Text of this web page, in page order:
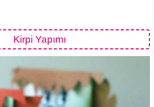
Kirpi Yapımı